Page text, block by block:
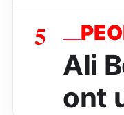
5
Ali
ont